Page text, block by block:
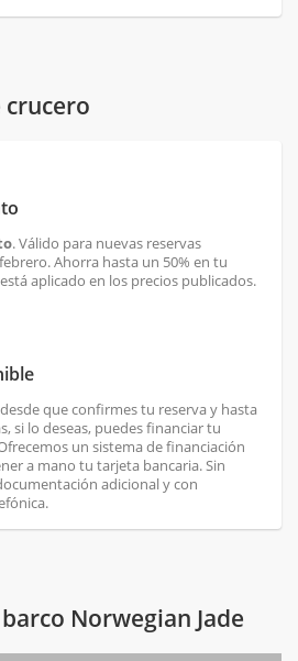
crucero
. Válido para nuevas reservas
Ahorra hasta un 50% en tu
aplicado en los precios publicados.
que confirmes tu reserva y hasta
si lo deseas, puedes financiar tu
un sistema de financiación
a mano tu tarjeta bancaria. Sin
adicional y con
Norwegian Jade